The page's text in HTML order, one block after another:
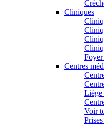
Cliniques
Centres
Voir